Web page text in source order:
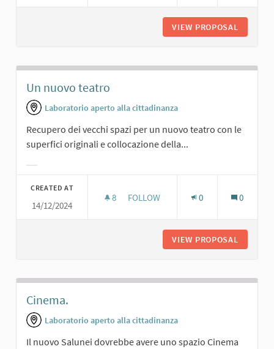
VIEW PROPOSAL
Un nuovo teatro
Laboratorio aperto alla cittadinanza
Recupero dei vecchi spazi per un nuovo teatro con le
superfici originali e collocazione della...
CREATED AT
14/12/2024
8 8 FOLLOWERS
FOLLOW 0 0
VIEW PROPOSAL
Cinema.
Laboratorio aperto alla cittadinanza
Il nuovo Salunei dovrebbe avere uno spazio Cinema